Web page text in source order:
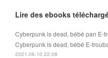
Cyberpunk is dead, bébé pan E-
Cyberpunk is dead, bébé E-
2021.06.10 22:08